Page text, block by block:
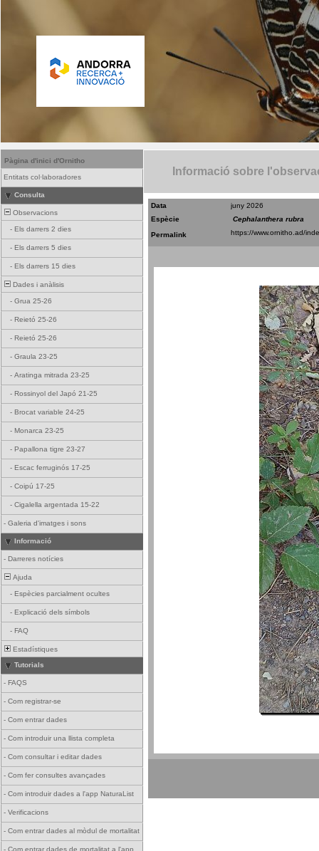
Pàgina d'inici d'Ornitho
Entitats col·laboradores
Consulta
Observacions
- Els darrers 2 dies
- Els darrers 5 dies
- Els darrers 15 dies
Dades i anàlisis
- Grua 25-26
- Reietó 25-26
- Reietó 25-26
- Graula 23-25
- Aratinga mitrada 23-25
- Rossinyol del Japó 21-25
- Brocat variable 24-25
- Monarca 23-25
- Papallona tigre 23-27
- Escac ferruginós 17-25
- Coipú 17-25
- Cigalella argentada 15-22
- Galeria d'imatges i sons
Informació
- Darreres notícies
Ajuda
- Espècies parcialment ocultes
- Explicació dels símbols
- FAQ
Estadístiques
Tutorials
- FAQS
- Com registrar-se
- Com entrar dades
- Com introduir una llista completa
- Com consultar i editar dades
- Com fer consultes avançades
- Com introduir dades a l'app NaturaList
- Verificacions
- Com entrar dades al mòdul de mortalitat
- Com entrar dades de mortalitat a l'app
Informació sobre
Data
juny 2026
Espècie
Cephalanthera rubra
Permalink